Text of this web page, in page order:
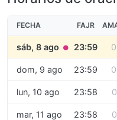
FECHA FAJR
sáb, 8 ago ● 23:59
dom, 9 ago 23:59
lun, 10 ago 23:58
mar, 11 ago 23:58